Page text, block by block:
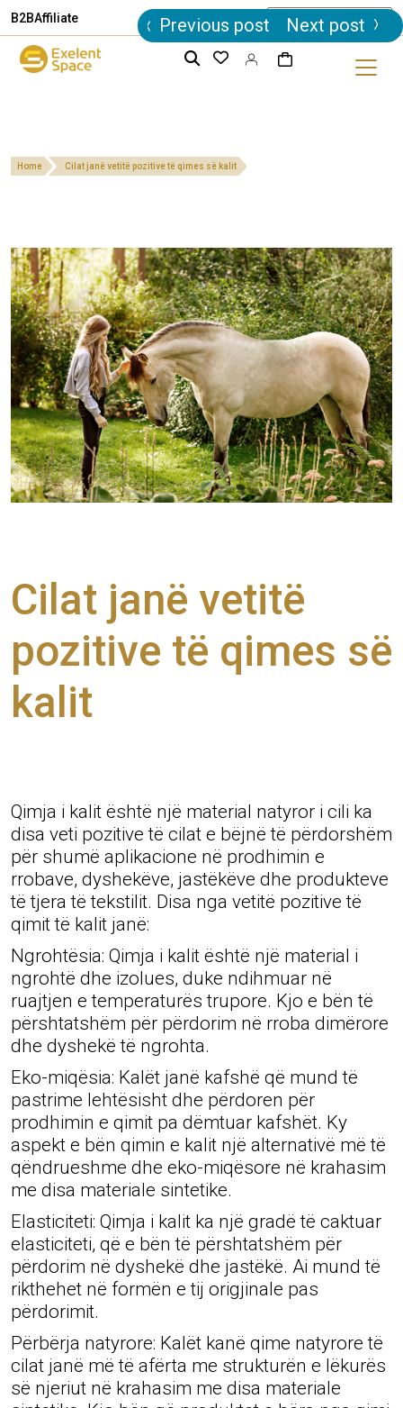
B2BAffiliate
Home Cilat janë vetitë pozitive të qimes së kalit
Cilat janë vetitë
pozitive të qimes së
kalit
Qimja i kalit është një material natyror i cili ka
disa veti pozitive të cilat e bëjnë të përdorshëm
për shumë aplikacione në prodhimin e
rrobave, dyshekëve, jastëkëve dhe produkteve
të tjera të tekstilit. Disa nga vetitë pozitive të
qimit të kalit janë:
Ngrohtësia: Qimja i kalit është një material i
ngrohtë dhe izolues, duke ndihmuar në
ruajtjen e temperaturës trupore. Kjo e bën të
përshtatshëm për përdorim në rroba dimërore
dhe dyshekë të ngrohta.
Eko-miqësia: Kalët janë kafshë që mund të
pastrime lehtësisht dhe përdoren për
prodhimin e qimit pa dëmtuar kafshët. Ky
aspekt e bën qimin e kalit një alternativë më të
qëndrueshme dhe eko-miqësore në krahasim
me disa materiale sintetike.
Elasticiteti: Qimja i kalit ka një gradë të caktuar
elasticiteti, që e bën të përshtatshëm për
përdorim në dyshekë dhe jastëkë. Ai mund të
rikthehet në formën e tij origjinale pas
përdorimit.
Përbërja natyrore: Kalët kanë qime natyrore të
cilat janë më të afërta me strukturën e lëkurës
së njeriut në krahasim me disa materiale
Post
navigation
Previous post Next post